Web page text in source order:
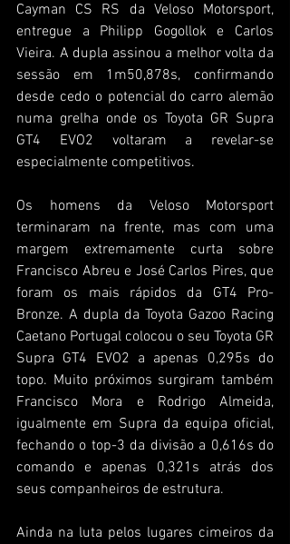
Cayman CS RS da Veloso Motorsport,
entregue a Philipp Gogollok e Carlos
Vieira. A dupla assinou a melhor volta da
sessão em 1m50,878s, confirmando
desde cedo o potencial do carro alemão
numa grelha onde os Toyota GR Supra
GT4 EVO2 voltaram a revelar-se
especialmente competitivos.
Os homens da Veloso Motorsport
terminaram na frente, mas com uma
margem extremamente curta sobre
Francisco Abreu e José Carlos Pires, que
foram os mais rápidos da GT4 Pro-
Bronze. A dupla da Toyota Gazoo Racing
Caetano Portugal colocou o seu Toyota GR
Supra GT4 EVO2 a apenas 0,295s do
topo. Muito próximos surgiram também
Francisco Mora e Rodrigo Almeida,
igualmente em Supra da equipa oficial,
fechando o top-3 da divisão a 0,616s do
comando e apenas 0,321s atrás dos
seus companheiros de estrutura.
Ainda na luta pelos lugares cimeiros da